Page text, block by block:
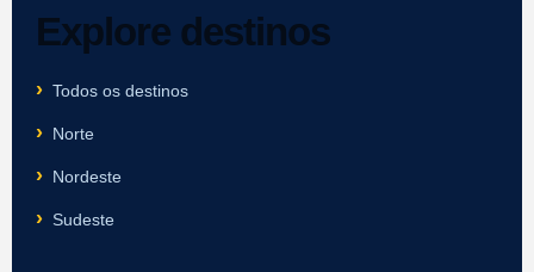
Explore destinos
Todos os destinos
Norte
Nordeste
Sudeste